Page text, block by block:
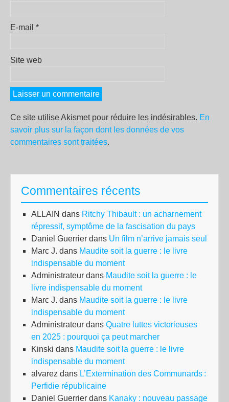
E-mail *
Site web
Ce site utilise Akismet pour réduire les indésirables. En
savoir plus sur la façon dont les données de vos
commentaires sont traitées.
Commentaires récents
ALLAIN dans Ritchy Thibault : un acharnement
répressif, symptôme de la fascisation du pays
Daniel Guerrier dans Un film n’arrive jamais seul
Marc J. dans Maudite soit la guerre : le livre
indispensable du moment
Administrateur dans Maudite soit la guerre : le
livre indispensable du moment
Marc J. dans Maudite soit la guerre : le livre
indispensable du moment
Administrateur dans Quatre luttes victorieuses
en 2025 : pourquoi ça peut marcher
Kinski dans Maudite soit la guerre : le livre
indispensable du moment
alvarez dans L’Extermination des Communards :
Perfidie républicaine
Daniel Guerrier dans Kanaky : nouveau passage